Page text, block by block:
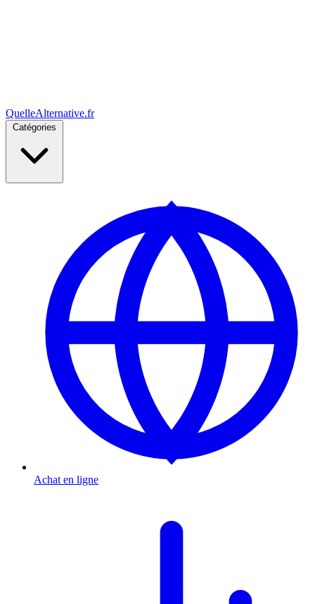
QuelleAlternative.fr
Achat en ligne